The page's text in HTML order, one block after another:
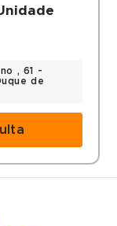
, 61 -
de